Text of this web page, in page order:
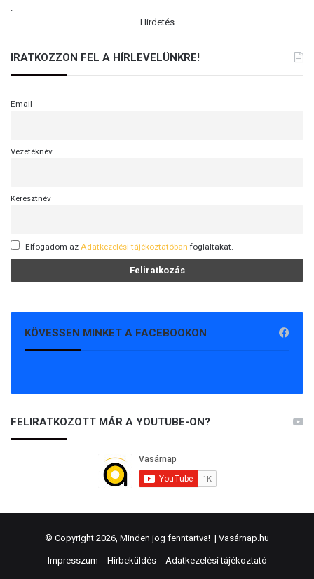
.
Hirdetés
IRATKOZZON FEL A HÍRLEVELÜNKRE!
Email
Vezetéknév
Keresztnév
Elfogadom az Adatkezelési tájékoztatóban foglaltakat.
KÖVESSEN MINKET A FACEBOOKON
FELIRATKOZOTT MÁR A YOUTUBE-ON?
© Copyright 2026, Minden jog fenntartva! | Vasárnap.hu
Impresszum Hírbeküldés Adatkezelési tájékoztató